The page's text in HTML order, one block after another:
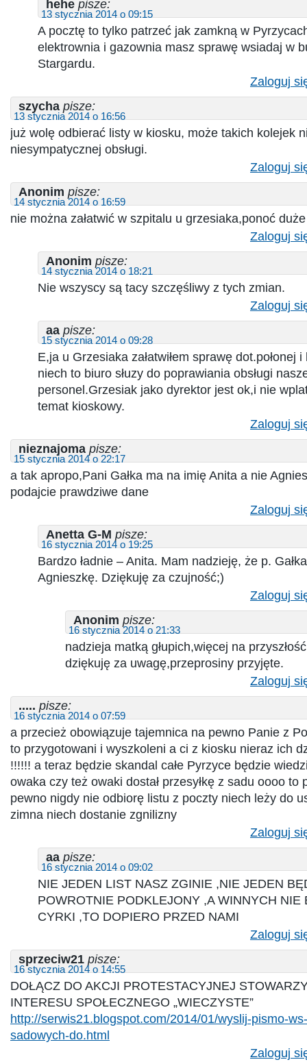
hehe pisze:
13 stycznia 2014 o 09:15
A pocztę to tylko patrzeć jak zamkną w
elektrownia i gazownia masz sprawę wsiadaj w
Stargardu.
Zaloguj
szycha pisze:
13 stycznia 2014 o 16:56
już wolę odbierać listy w kiosku, może takich kolejek
niesympatycznej obsługi.
Zaloguj
Anonim pisze:
14 stycznia 2014 o 16:59
nie można załatwić w szpitalu u grzesiaka,ponoć
Zaloguj
Anonim pisze:
14 stycznia 2014 o 18:21
Nie wszyscy są tacy szczęśliwy z tych zmian.
Zaloguj
aa pisze:
15 stycznia 2014 o 09:28
E,ja u Grzesiaka załatwiłem sprawę dot.połonej
niech to biuro słuzy do poprawiania obsługi
personel.Grzesiak jako dyrektor jest ok,i nie
temat kioskowy.
Zaloguj
nieznajoma pisze:
15 stycznia 2014 o 22:17
a tak apropo,Pani Gałka ma na imię Anita a nie
podajcie prawdziwe dane
Zaloguj
Anetta G-M pisze:
16 stycznia 2014 o 19:25
Bardzo ładnie – Anita. Mam nadzieję, że p.
Agnieszkę. Dziękuję za czujność;)
Zaloguj
Anonim pisze:
16 stycznia 2014 o 21:33
nadzieja matką głupich,więcej na
dziękuję za uwagę,przeprosiny przyjęte.
Zaloguj
..... pisze:
16 stycznia 2014 o 07:59
a przecież obowiązuje tajemnica na pewno Panie z
to przygotowani i wyszkoleni a ci z kiosku nieraz ich
!!!!!! a teraz będzie skandal całe Pyrzyce będzie
owaka czy też owaki dostał przesyłkę z sadu oooo to
pewno nigdy nie odbiorę listu z poczty niech leży do
zimna niech dostanie zgnilizny
Zaloguj
aa pisze:
16 stycznia 2014 o 09:02
NIE JEDEN LIST NASZ ZGINIE ,NIE JEDEN
POWROTNIE PODKLEJONY ,A WINNYCH NIE
CYRKI ,TO DOPIERO PRZED NAMI
Zaloguj
sprzeciw21 pisze:
16 stycznia 2014 o 14:55
DOŁĄCZ DO AKCJI PROTESTACYJNEJ
INTERESU SPOŁECZNEGO „WIECZYSTE”
http://serwis21.blogspot.com/2014/01/wyslij-pismo-
sadowych-do.html
Zaloguj